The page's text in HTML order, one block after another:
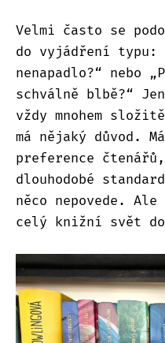
Velmi často se
do vyjádření typu:
nenapadlo?“ nebo
schválně blbě?“
vždy mnohem
má nějaký důvod.
preference
dlouhodobé
něco nepovede.
celý knižní svět